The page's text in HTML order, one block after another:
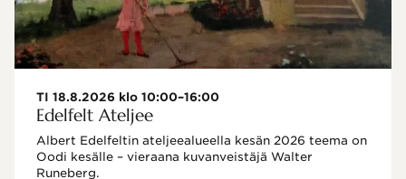
TI 18.8.2026 klo 10:00–16:00
Edelfelt Ateljee
Albert Edelfeltin ateljeealueella kesän 2026 teema on
Oodi kesälle – vieraana kuvanveistäjä Walter